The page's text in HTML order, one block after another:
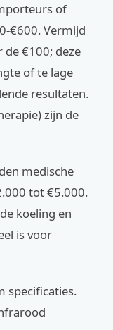
of
€600. Vermijd
€100; deze
of te lage
resultaten.
zijn de
medische
tot €5.000.
koeling en
is voor
specificaties.